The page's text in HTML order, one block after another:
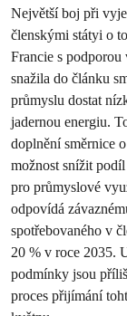
Největší boj při
členskými státyi o
Francie s podporou
snažila do článku
průmyslu dostat
jadernou energiu.
doplnění směrnice
možnost snížit
pro průmyslové
odpovídá
spotřebovaného v
20 % v roce 2035.
podmínky jsou
proces přijímání